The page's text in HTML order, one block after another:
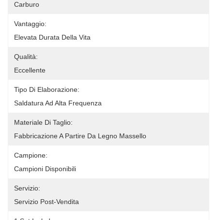
Carburo
Vantaggio:
Elevata Durata Della Vita
Qualità:
Eccellente
Tipo Di Elaborazione:
Saldatura Ad Alta Frequenza
Materiale Di Taglio:
Fabbricazione A Partire Da Legno Massello
Campione:
Campioni Disponibili
Servizio:
Servizio Post-Vendita